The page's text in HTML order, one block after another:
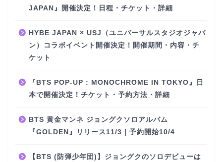
JAPAN』開催決定！日程・チケット・詳細
HYBE JAPAN × USJ（ユニバーサルスタジオジャパ
ン）コラボイベント開催決定！開催期間・内容・チ
ケット
『BTS POP-UP : MONOCHROME IN TOKYO』日
本で開催決定！チケット・予約方法・詳細
BTS 黄金マンネ ジョングクソロアルバム
『GOLDEN』リリース11/3｜予約開始10/4
【BTS (防弾少年団)】ジョングクのソロデビューは